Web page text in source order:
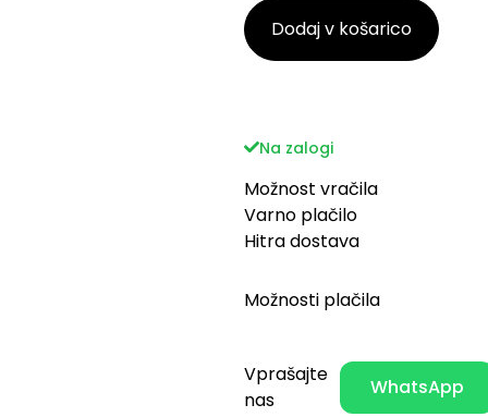
Dodaj v košarico
Na zalogi
Možnost vračila
Varno plačilo
Hitra dostava
Možnosti plačila
Vprašajte
nas
WhatsApp